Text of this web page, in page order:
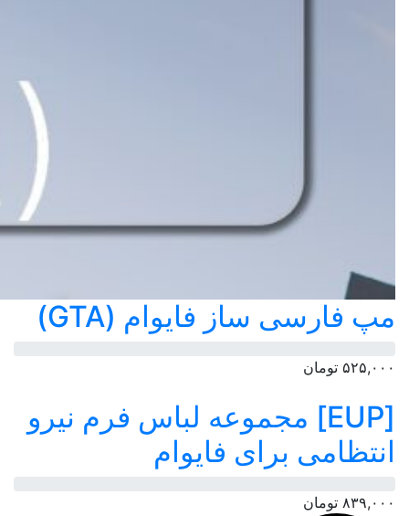
مپ فارسی ساز فایوام (GTA)
۵۲۵,۰۰۰ تومان
[EUP] مجموعه لباس فرم نیرو
انتظامی برای فایوام
۸۳۹,۰۰۰ تومان